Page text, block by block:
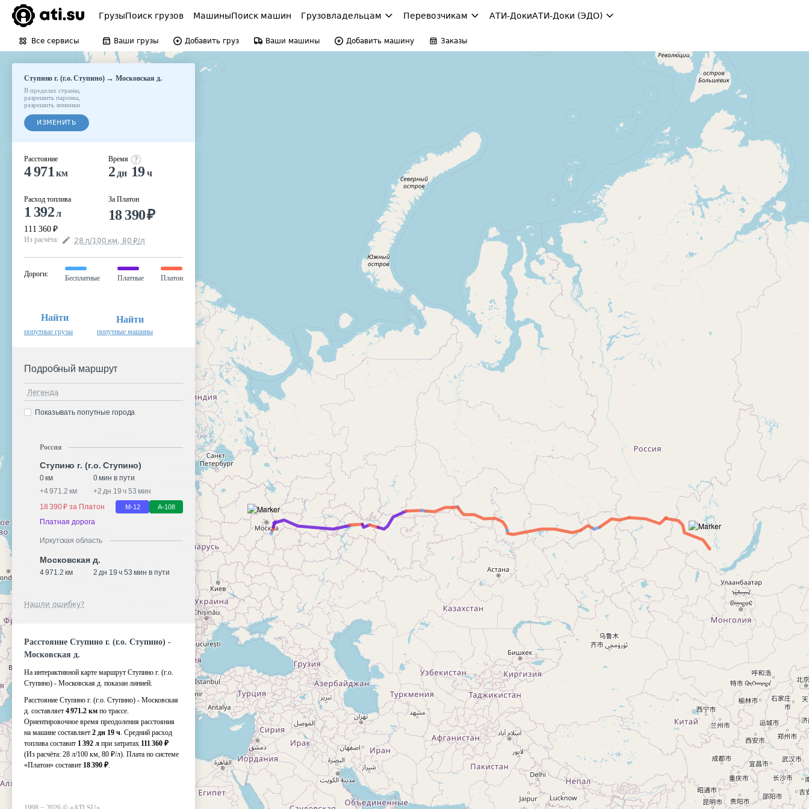
ГрузыПоиск грузов МашиныПоиск машин Грузовладельцам Перевозчикам АТИ-ДокиАТИ-Доки (ЭДО)
Все сервисы Ваши грузы Добавить груз Ваши машины Добавить машину Заказы
Ступино г. (г.о. Ступино)→Московская д.
В пределах страны
разрешить паромы
разрешить зимники
ИЗМЕНИТЬ
Расстояние
4 971 км
Расход топлива
1 392л
111 360 ₽
Время
2 дн 19ч
За Платон
18 390₽
Из расчёта: 28 л/100 км, 80 ₽/л
Дороги:
Бесплатные Платные Платон
Найти
попутные грузы
Найти
попутные машины
Подробный маршрут
Легенда
Показывать попутные города
Россия
Ступино г. (г.о. Ступино)
0 км
0 мин в пути
+4 971.2 км +2 дн 19 ч 53 мин
18 390 ₽ за Платон
М-12 А-108
Платная дорога
Иркутская область
Московская д.
4 971.2 км 2 дн 19 ч 53 мин в пути
Нашли ошибку?
Расстояние Ступино г. (г.о. Ступино) -
Московская д.
На интерактивной карте маршрут Ступино г. (г.о.
Ступино) - Московская д. показан линией.
Расстояние Ступино г. (г.о. Ступино) - Московская
д. составляет 4 971.2 км по трассе.
Ориентировочное время преодоления расстояния
на машине составляет 2 дн 19 ч. Средний расход
топлива составит 1 392 л при затратах 111 360 ₽
(Из расчёта: 28 л/100 км, 80 ₽/л). Плата по системе
«Платон» составит 18 390 ₽.